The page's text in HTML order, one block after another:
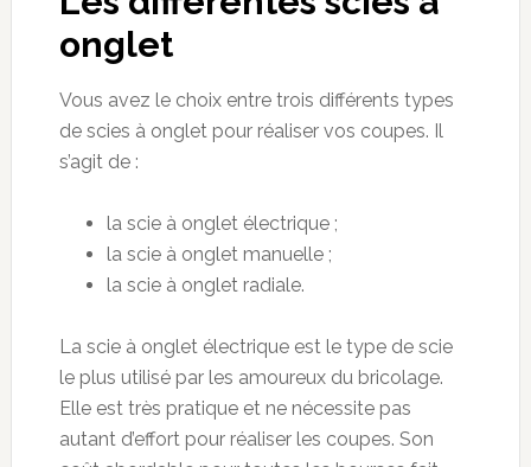
onglet
Vous avez le choix entre trois différents types
de scies à onglet pour réaliser vos coupes. Il
s’agit de :
la scie à onglet électrique ;
la scie à onglet manuelle ;
la scie à onglet radiale.
La scie à onglet électrique est le type de scie
le plus utilisé par les amoureux du bricolage.
Elle est très pratique et ne nécessite pas
autant d’effort pour réaliser les coupes. Son